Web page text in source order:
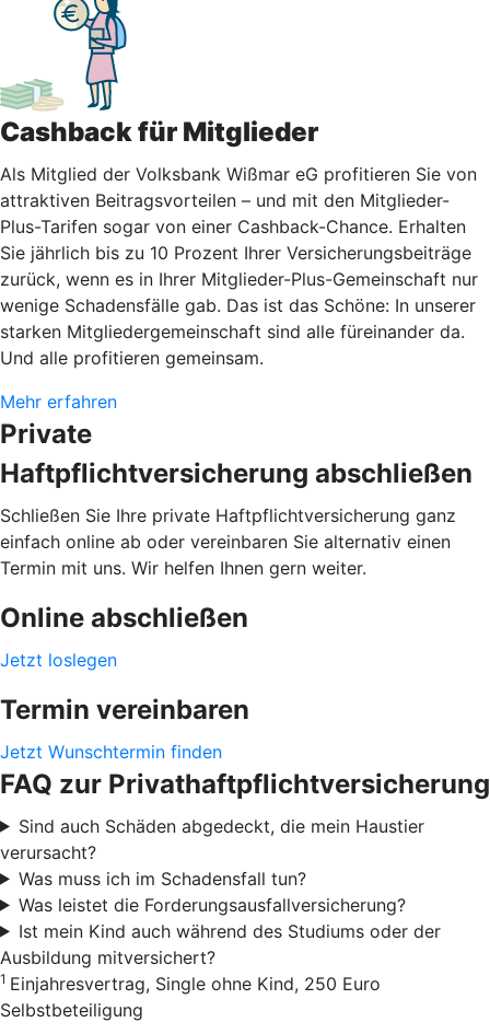
Cashback für Mitglieder
Als Mitglied der Volksbank Wißmar eG profitieren Sie von
attraktiven Beitragsvorteilen – und mit den Mitglieder-
Plus-Tarifen sogar von einer Cashback-Chance. Erhalten
Sie jährlich bis zu 10 Prozent Ihrer Versicherungsbeiträge
zurück, wenn es in Ihrer Mitglieder-Plus-Gemeinschaft nur
wenige Schadensfälle gab. Das ist das Schöne: In unserer
starken Mitgliedergemeinschaft sind alle füreinander da.
Und alle profitieren gemeinsam.
Mehr erfahren
Private
Haftpflichtversicherung abschließen
Schließen Sie Ihre private Haftpflichtversicherung ganz
einfach online ab oder vereinbaren Sie alternativ einen
Termin mit uns. Wir helfen Ihnen gern weiter.
Online abschließen
Jetzt loslegen
Termin vereinbaren
Jetzt Wunschtermin finden
FAQ zur Privathaftpflichtversicherung
Sind auch Schäden abgedeckt, die mein Haustier
verursacht?
Was muss ich im Schadensfall tun?
Was leistet die Forderungsausfallversicherung?
Ist mein Kind auch während des Studiums oder der
Ausbildung mitversichert?
1 Einjahresvertrag, Single ohne Kind, 250 Euro
Selbstbeteiligung